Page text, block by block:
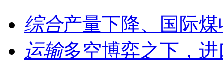
综合产量下降、国际
运输多空博弈之下，